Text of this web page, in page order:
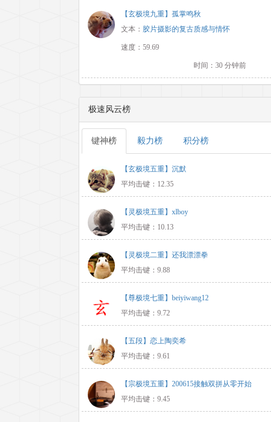
【玄极境九重】孤掌鸣秋
文本： 胶片摄影的复古质感与情怀
速度：59.69
时间：30 分钟前
极速风云榜
键神榜 毅力榜 积分榜
【玄极境五重】沉默
平均击键：12.35
【灵极境五重】xlboy
平均击键：10.13
【灵极境二重】还我漂漂拳
平均击键：9.88
【尊极境七重】beiyiwang12
平均击键：9.72
【五段】恋上陶奕希
平均击键：9.61
【宗极境五重】200615接触双拼从零开始
平均击键：9.45